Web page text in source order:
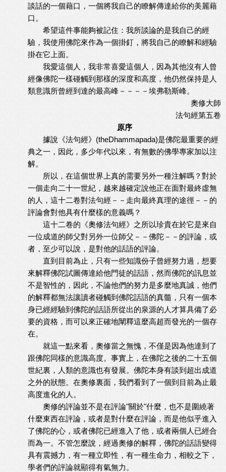
談話的一個藉口，一個將我自己的瞭解傳達給你的美麗藉
口。
希望這件事能夠被記住：我所談論的是我自己的經
驗，我使用佛陀來作為一個掛釘，將我自己的瞭解和經驗
掛在它上面。
我愛這個人，我非常喜愛這個人，因為其他沒有人曾
經像佛陀一樣碰觸到那樣的深度和高度，他仍然保持是人
類意識所曾經到達的最高峰－－－－埃弗勒斯峰。
奧修大師
法句經第五卷
原序
據說《法句經》(theDhammapada)是佛陀最重要的經
典之一，因此，多少年代以來，有無數的佛學專家加以注
解。
所以，在這個世界上真的需要另外一種注解嗎？對於
一個走向二十一世紀，越來越確定說他正在面對最終虛無
的人，這十二卷對法句經－－走向最終真理的途徑－－的
評論會對他具有什麼樣的意義嗎？
這十二卷的《奧修法句經》之所以珍貴在於它是來自
一位成道的師父對另外一位師父－－佛陀－－的評論，或
者，至少可以說，是對他的話語的評論。
直到目前為止，只有一些知識份子曾經努力過，想要
來解釋佛陀試圖傳達給他門徒的話語，然而佛陀的訊息並
不是智性的，因此，不論他們的努力是多麼地真誠，他們
的解釋都無法讓讀者碰觸到佛陀話語的真髓，只有一個本
身已經經驗到佛陀的話語所從出的泉源的人才算具備了必
要的資格，而可以來正確地闡釋這麼高超而發光的一個存
在。
就這一點來看，奧修當之無愧，不僅是因為他達到了
跟佛陀同樣的意識高度。事實上，在佛陀之後的二十五個
世紀裏，人類的意識也有發展。佛陀本身有談到超出成道
之外的狀態。在奧修裏面，我們看到了一個到目前為止最
高度進化的人。
奧修的評論並不是在評論"關於"什麼，也不是圍繞著
什麼東西在評論，或者是對什麼在評論，而是他似乎進入
了佛陀的心，或者佛陀已經進入了他，或者兩個人已經合
而為一。不管怎麼說，經過奧修的解釋，佛陀的話語變得
具有震撼力，有一種立即性，有一種生命力，相較之下，
學者們的評論就顯得有氣無力。